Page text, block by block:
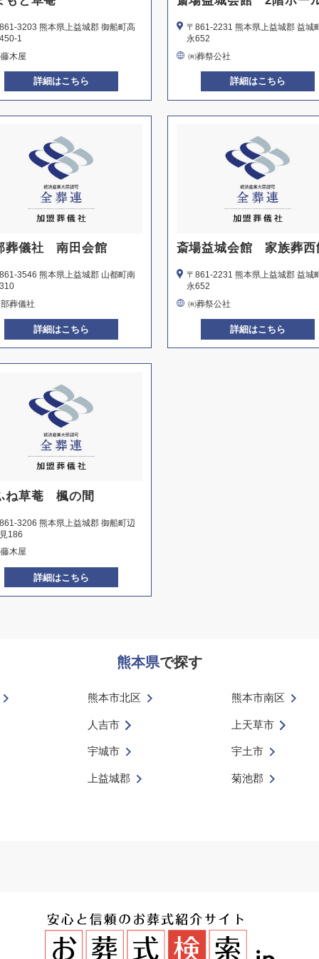
3203 熊本県上益城郡 御船町高
1
木屋
詳細はこちら
〒861-2231 熊本県上益城郡 益城
永652
㈲葬祭公社
詳細はこちら
葬儀社 南田会館
3546 熊本県上益城郡 山都町南
葬儀社
詳細はこちら
斎場益城会館 家族葬西
〒861-2231 熊本県上益城郡 益城
永652
㈲葬祭公社
詳細はこちら
ね草菴 楓の間
3206 熊本県上益城郡 御船町辺
186
木屋
詳細はこちら
熊本県で探す
熊本市北区 熊本市南区
人吉市 上天草市
宇城市 宇土市
上益城郡 菊池郡